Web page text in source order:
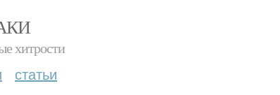
хитрости
статьи